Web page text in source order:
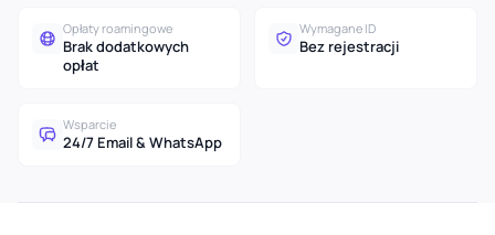
Opłaty roamingowe
Brak dodatkowych
opłat
Wymagane ID
Bez rejestracji
Wsparcie
24/7 Email & WhatsApp